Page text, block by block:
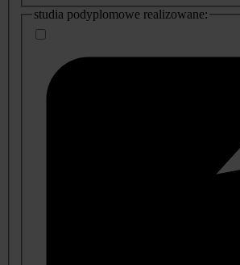
studia podyplomowe realizowane: